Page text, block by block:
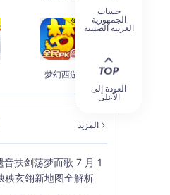
梦幻西游
المزيد
扶剑荡梦而歌 7 月 1
秧玄翎新地图全解析
حساب
الجمهورية
العربية الصينية
العودة إلى
الأعلى